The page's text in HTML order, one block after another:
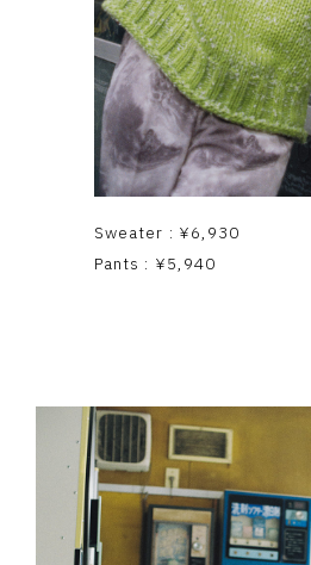
Sweater : ¥6,930
Pants : ¥5,940